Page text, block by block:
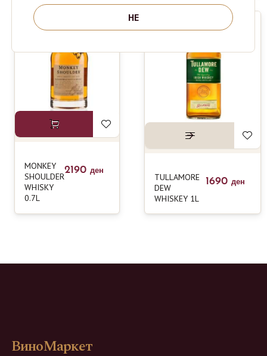
MONKEY
SHOULDER
WHISKY
0.7L
2190 ден
TULLAMORE
DEW
WHISKEY 1L
1690 ден
ВиноМаркет
НЕ